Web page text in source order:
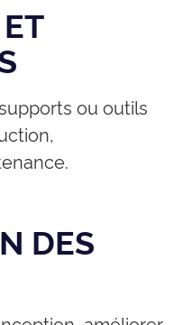
ou outils
DES